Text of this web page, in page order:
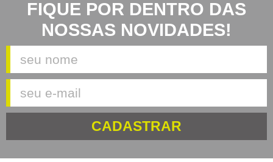
FIQUE POR DENTRO DAS
NOSSAS NOVIDADES!
CADASTRAR